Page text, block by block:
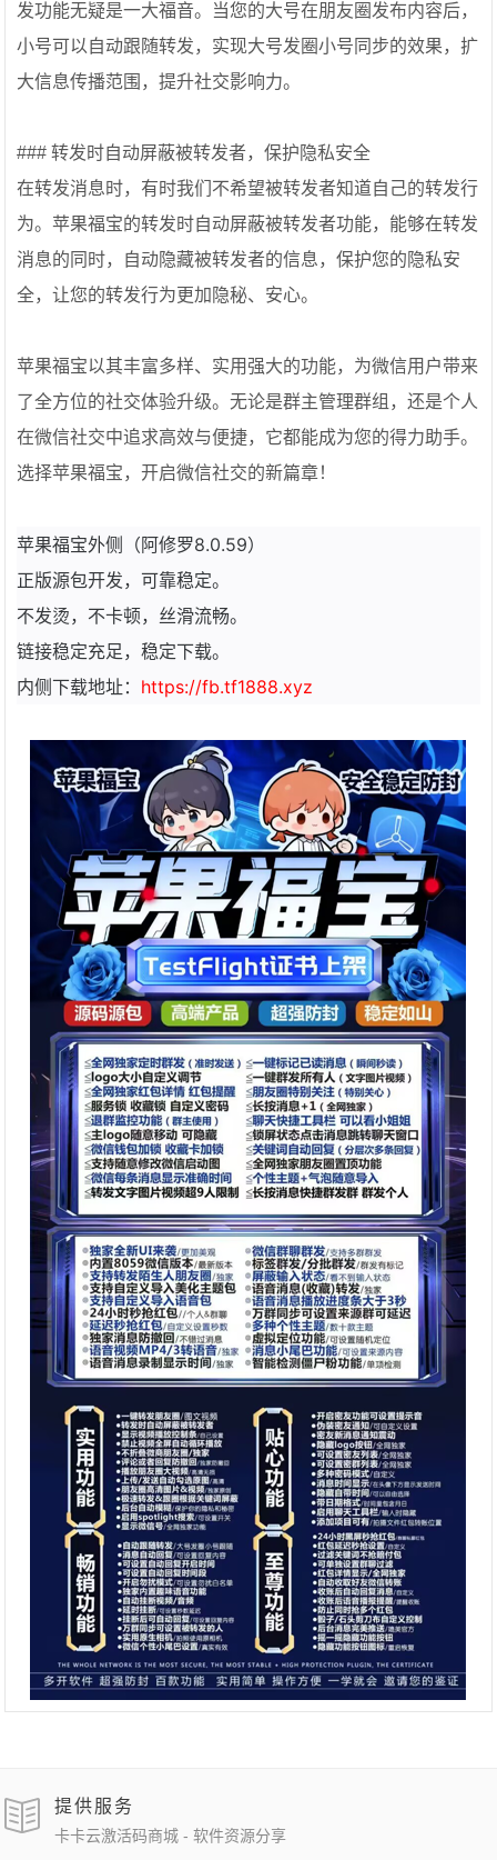
发功能无疑是一大福音。当您的大号在朋友圈发布内容后，
小号可以自动跟随转发，实现大号发圈小号同步的效果，扩
大信息传播范围，提升社交影响力。
### 转发时自动屏蔽被转发者，保护隐私安全
在转发消息时，有时我们不希望被转发者知道自己的转发行
为。苹果福宝的转发时自动屏蔽被转发者功能，能够在转发
消息的同时，自动隐藏被转发者的信息，保护您的隐私安
全，让您的转发行为更加隐秘、安心。
苹果福宝以其丰富多样、实用强大的功能，为微信用户带来
了全方位的社交体验升级。无论是群主管理群组，还是个人
在微信社交中追求高效与便捷，它都能成为您的得力助手。
选择苹果福宝，开启微信社交的新篇章！
苹果福宝外侧（阿修罗8.0.59）
正版源包开发，可靠稳定。
不发烫，不卡顿，丝滑流畅。
链接稳定充足，稳定下载。
内侧下载地址： https://fb.tf1888.xyz
提供服务
卡卡云激活码商城 - 软件资源分享